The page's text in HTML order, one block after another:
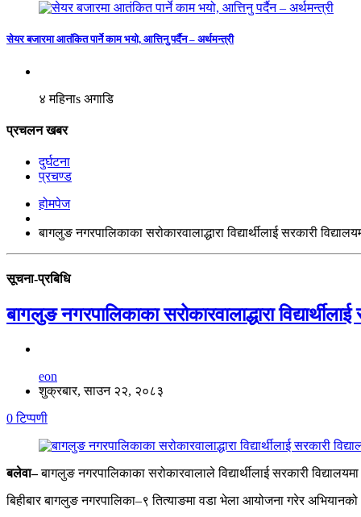
सेयर बजारमा आतंकित पार्ने काम भयो, आत्तिनु पर्दैन – अर्थमन्त्री
४ महिनाs अगाडि
प्रचलन खबर
दुर्घटना
प्रचण्ड
होमपेज
बागलुङ नगरपालिकाका सरोकारवालाद्धारा विद्यार्थीलाई सरकारी
सूचना-प्रबिधि
बागलुङ नगरपालिकाका सरोकारवालाद्धारा
eon
शुक्रबार, साउन २२, २०८३
0 टिप्पणी
बलेवा–बागलुङ नगरपालिकाका सरोकारवालाले विद्यार्थीलाई सरकारी
बिहीबार बागलुङनगरपालिका–९ तित्याङमावडा भेला आयोजना गरेर अभियानको